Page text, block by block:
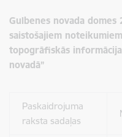
Gulbenes novada domes
saistošajiem
topogrāfiskās
novadā”
Paskaidrojuma
raksta sadaļas